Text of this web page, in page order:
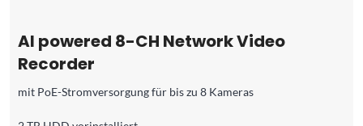
AI powered 8-CH Network Video
Recorder
mit PoE-Stromversorgung für bis zu 8 Kameras